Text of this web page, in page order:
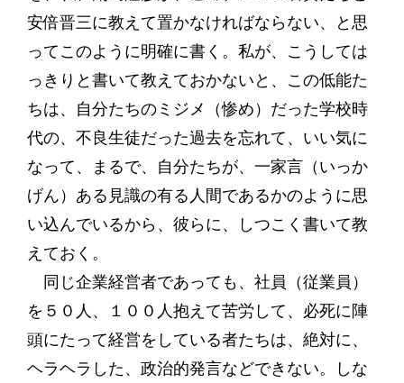
安倍晋三に教えて置かなければならない、と思
ってこのように明確に書く。私が、こうしては
っきりと書いて教えておかないと、この低能た
ちは、自分たちのミジメ（惨め）だった学校時
代の、不良生徒だった過去を忘れて、いい気に
なって、まるで、自分たちが、一家言（いっか
げん）ある見識の有る人間であるかのように思
い込んでいるから、彼らに、しつこく書いて教
えておく。
同じ企業経営者であっても、社員（従業員）
を５０人、１００人抱えて苦労して、必死に陣
頭にたって経営をしている者たちは、絶対に、
ヘラヘラした、政治的発言などできない。しな